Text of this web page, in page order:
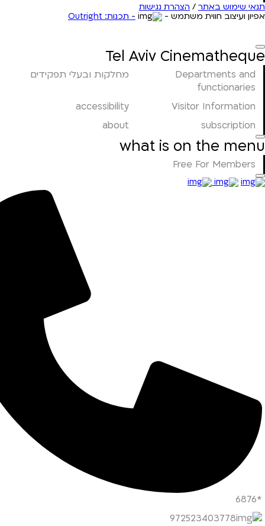
תנאי שימוש באתר / הצהרת נגישות
אפיון ועיצוב חווית משתמש -
- תכנות: Outright
Tel Aviv Cinematheque
Departments and
functionaries
מחלקות ובעלי תפקידים
Visitor Information
accessibility
subscription
about
what is on the menu
Free For Members
*6876
972523403778